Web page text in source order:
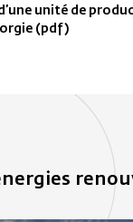
unité de
(pdf)